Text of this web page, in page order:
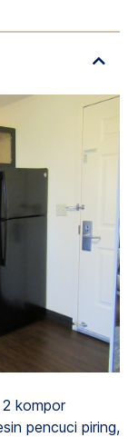
kompor
pencuci piring,